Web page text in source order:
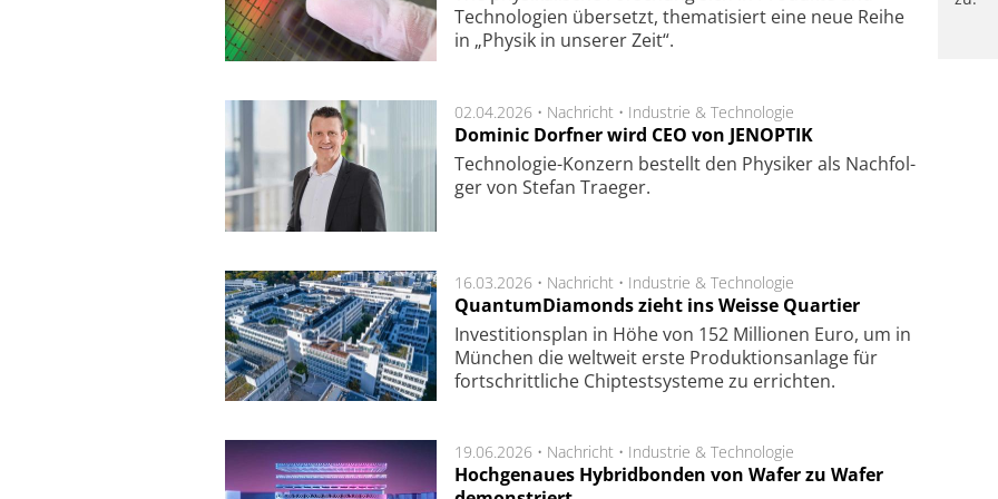
Technologien übersetzt, thematisiert eine neue Reihe
in „Physik in unserer Zeit“.
02.04.2026 • Nachricht • Industrie & Technologie
Dominic Dorfner wird CEO von JENOPTIK
Techno­logie-Konzern be­stellt den Phy­si­ker als Nach­fol­
ger von Ste­fan Trae­ger.
16.03.2026 • Nachricht • Industrie & Technologie
QuantumDiamonds zieht ins Weisse Quartier
Inves­ti­tions­plan in Höhe von 152 Mil­lio­nen Euro, um in
Mün­chen die welt­weit ers­te Pro­duk­tions­an­la­ge für
fort­schritt­li­che Chip­test­sys­te­me zu er­rich­ten.
19.06.2026 • Nachricht • Industrie & Technologie
Hochgenaues Hybridbonden von Wafer zu Wafer